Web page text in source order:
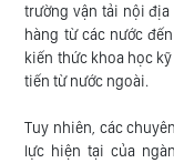
trường vận tải nội
hàng từ các nước
kiến thức khoa học
tiến từ nước ngoài.
Tuy nhiên, các
lực hiện tại của